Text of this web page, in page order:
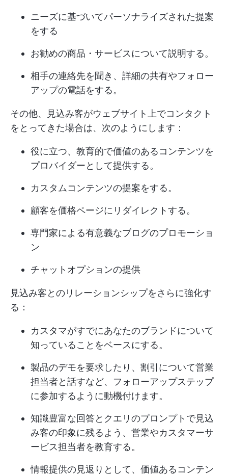
ニーズに基づいてパーソナライズされた提案
をする
お勧めの商品・サービスについて説明する。
相手の連絡先を聞き、詳細の共有やフォロー
アップの電話をする。
その他、見込み客がウェブサイト上でコンタクト
をとってきた場合は、次のようにします：
役に立つ、教育的で価値のあるコンテンツを
プロバイダーとして提供する。
カスタムコンテンツの提案をする。
顧客を価格ページにリダイレクトする。
専門家による有意義なブログのプロモーショ
ン
チャットオプションの提供
見込み客とのリレーションシップをさらに強化す
る：
カスタマがすでにあなたのブランドについて
知っていることをベースにする。
製品のデモを要求したり、割引について営業
担当者と話すなど、フォローアップステップ
に参加するように動機付けます。
知識豊富な回答とクエリのプロンプトで見込
み客の印象に残るよう、営業やカスタマーサ
ービス担当者を教育する。
情報提供の見返りとして、価値あるコンテン